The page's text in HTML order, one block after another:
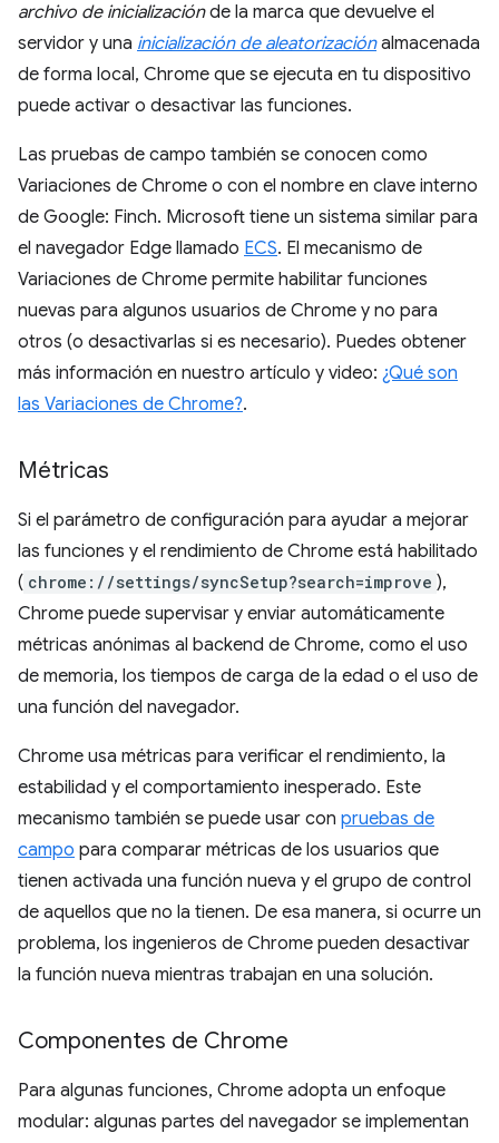
archivo de inicializaciónde la marca que devuelve el
servidor y una inicialización de aleatorizaciónalmacenada
de forma local, Chrome que se ejecuta en tu dispositivo
puede activar o desactivar las funciones.
Las pruebas de campo también se conocen como
Variaciones de Chrome o con el nombre en clave interno
de Google: Finch. Microsoft tiene un sistema similar para
el navegador Edge llamado ECS. El mecanismo de
Variaciones de Chrome permite habilitar funciones
nuevas para algunos usuarios de Chrome y no para
otros (o desactivarlas si es necesario). Puedes obtener
más información en nuestro artículo y video: ¿Qué son
las Variaciones de Chrome?.
Métricas
Si el parámetro de configuración para ayudar a mejorar
las funciones y el rendimiento de Chrome está habilitado
( chrome://settings/syncSetup?search=improve ),
Chrome puede supervisar y enviar automáticamente
métricas anónimas al backend de Chrome, como el uso
de memoria, los tiempos de carga de la edad o el uso de
una función del navegador.
Chrome usa métricas para verificar el rendimiento, la
estabilidad y el comportamiento inesperado. Este
mecanismo también se puede usar con pruebas de
campo para comparar métricas de los usuarios que
tienen activada una función nueva y el grupo de control
de aquellos que no la tienen. De esa manera, si ocurre un
problema, los ingenieros de Chrome pueden desactivar
la función nueva mientras trabajan en una solución.
Componentes de Chrome
Para algunas funciones, Chrome adopta un enfoque
modular: algunas partes del navegador se implementan